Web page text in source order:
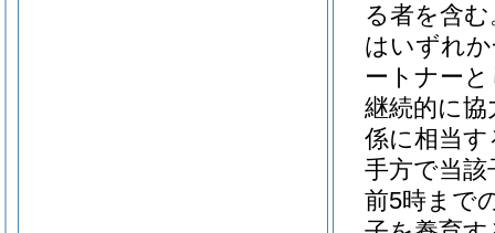
る者を含
はいずれ
ートナー
継続的に
係に相当
手方で当
前5時まで